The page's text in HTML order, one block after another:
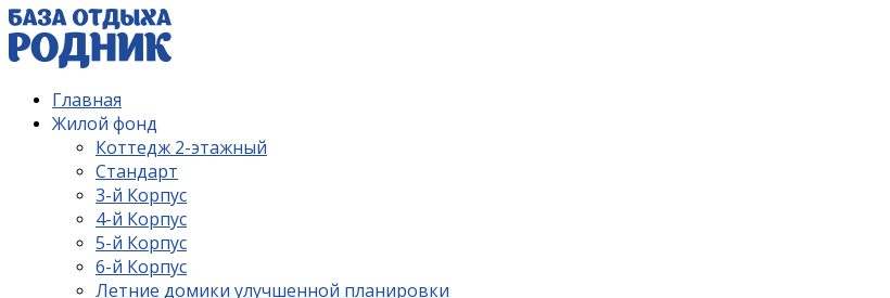
Главная
Жилой фонд
Коттедж 2-этажный
Стандарт
3-й Корпус
4-й Корпус
5-й Корпус
6-й Корпус
Летние домики улучшенной планировки